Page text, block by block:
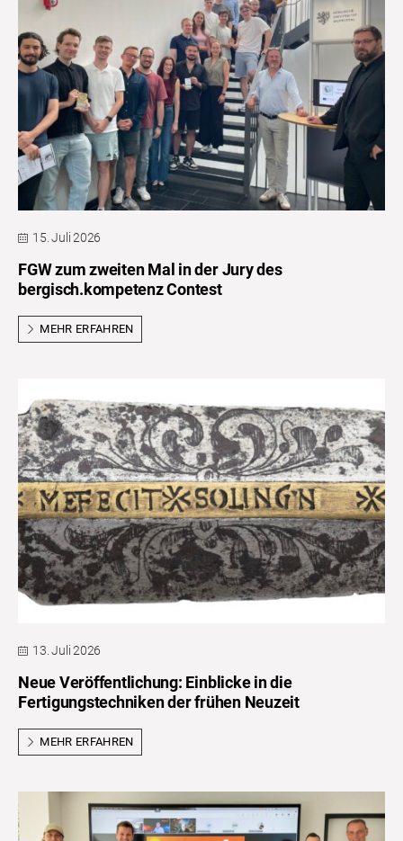
15. Juli 2026
FGW zum zweiten Mal in der Jury des
bergisch.kompetenz Contest
MEHR ERFAHREN
13. Juli 2026
Neue Veröffentlichung: Einblicke in die
Fertigungstechniken der frühen Neuzeit
MEHR ERFAHREN